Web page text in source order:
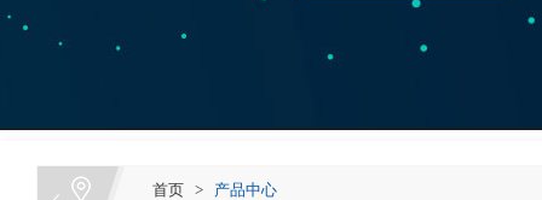
首页 > 产品中心